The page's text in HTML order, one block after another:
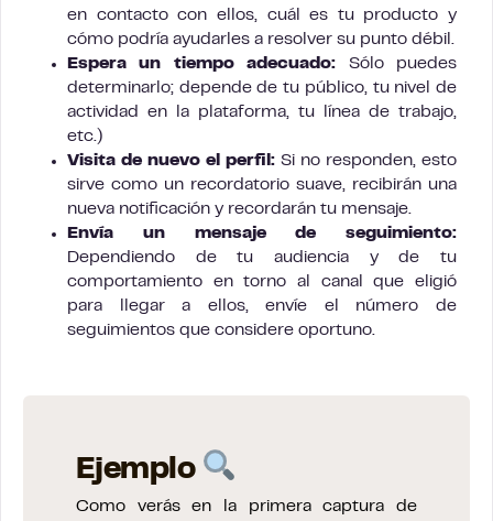
en contacto con ellos, cuál es tu producto y
cómo podría ayudarles a resolver su punto débil.
Espera un tiempo adecuado: Sólo puedes
determinarlo; depende de tu público, tu nivel de
actividad en la plataforma, tu línea de trabajo,
etc.)
Visita de nuevo el perfil: Si no responden, esto
sirve como un recordatorio suave, recibirán una
nueva notificación y recordarán tu mensaje.
Envía un mensaje de seguimiento:
Dependiendo de tu audiencia y de tu
comportamiento en torno al canal que eligió
para llegar a ellos, envíe el número de
seguimientos que considere oportuno.
Ejemplo
Como verás en la primera captura de